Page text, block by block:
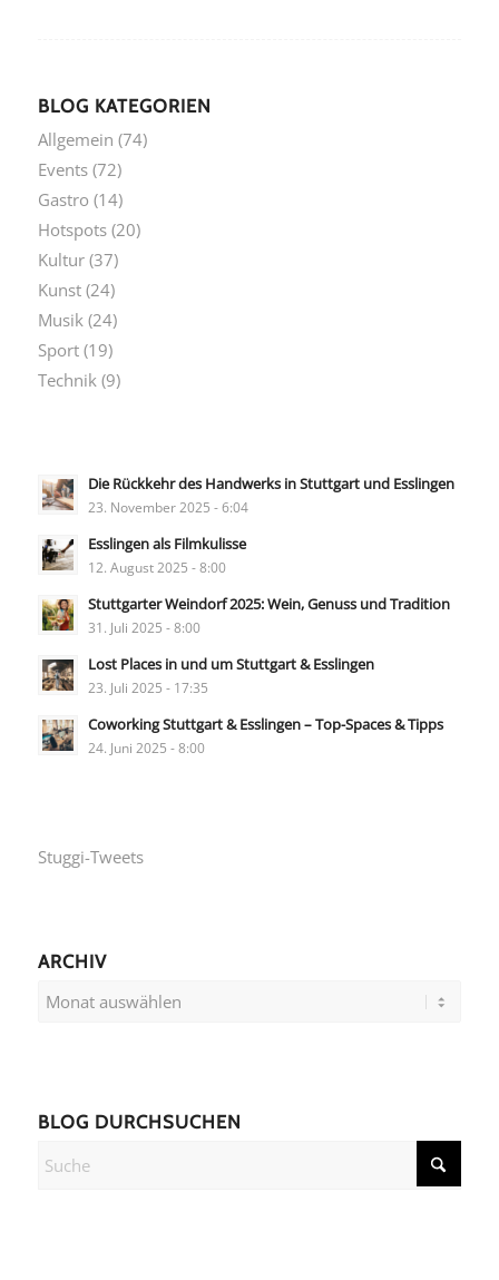
BLOG KATEGORIEN
Allgemein (74)
Events(72)
Gastro (14)
Hotspots(20)
Kultur(37)
Kunst(24)
Musik (24)
Sport(19)
Technik (9)
Die Rückkehr des Handwerks in Stuttgart und Esslingen
23. November 2025 - 6:04
Esslingen als Filmkulisse
12. August 2025 - 8:00
Stuttgarter Weindorf 2025: Wein, Genuss und Tradition
31. Juli 2025 - 8:00
Lost Places in und um Stuttgart & Esslingen
23. Juli 2025 - 17:35
Coworking Stuttgart & Esslingen – Top-Spaces & Tipps
24. Juni 2025 - 8:00
Stuggi-Tweets
ARCHIV
BLOG DURCHSUCHEN